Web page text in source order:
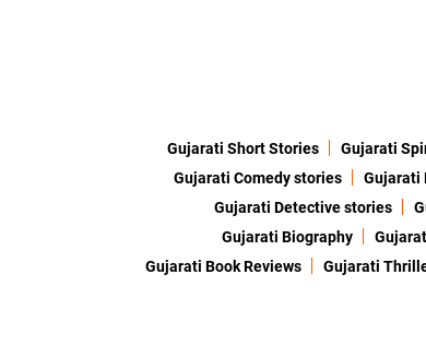
Gujarati Short Stories Gujarati
Gujarati Comedy stories
Gujarati
Gujarati Detective stories
Gujarati Biography
Gujarati Book Reviews
Gujarati